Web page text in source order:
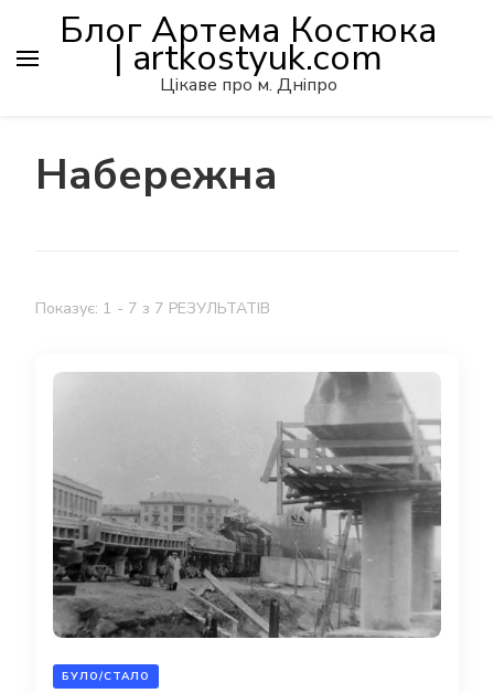
Блог Артема Костюка
| artkostyuk.com
Цікаве про м. Дніпро
Набережна
Показує: 1 - 7 з 7 РЕЗУЛЬТАТІВ
БУЛО/СТАЛО